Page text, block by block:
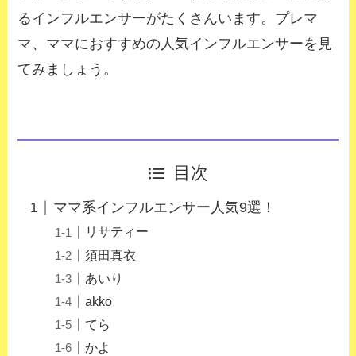
るインフルエンサーがたくさんいます。プレマ
マ、ママにおすすめの人気インフルエンサーを見
てみましょう。
目次
ママ系インフルエンサー人気9選！
リサティー
須田真衣
あいり
akko
てら
かよ